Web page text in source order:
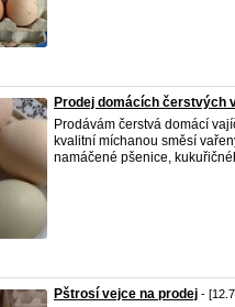
Prodej domácích čerstvých
Prodávám čerstvá domácí
kvalitní míchanou směsí
namáčené pšenice,
Pštrosí vejce na prodej -